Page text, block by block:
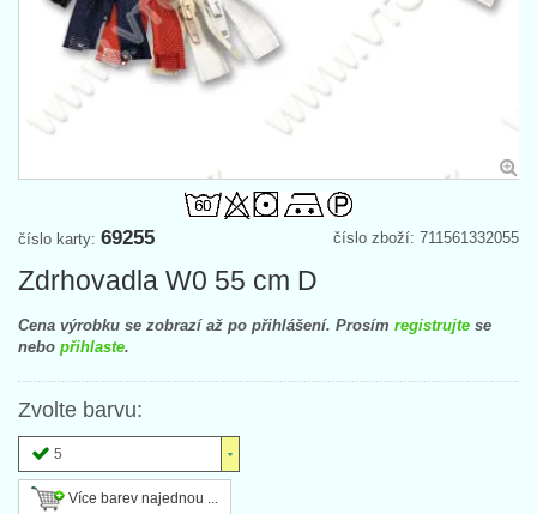
číslo zboží: 711561332055
číslo karty: 69255
Zdrhovadla W0 55 cm D
Cena výrobku se zobrazí až po přihlášení. Prosím registrujte se
nebo přihlaste.
Zvolte barvu:
5
Více barev najednou ...